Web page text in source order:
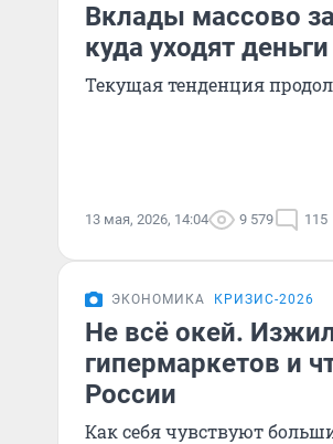
Вклады массово
куда уходят деньги
Текущая тенденция
13 мая, 2026, 14:04 9 579 115
ЭКОНОМИКА КРИЗИС-2026
Не всё окей.
гипермаркетов и
России
Как себя чувствуют